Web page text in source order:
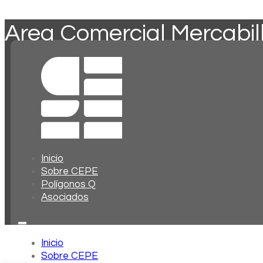
Inicio
Sobre CEPE
Polígonos Q
Asociados
Inicio
Sobre CEPE
Area Comercial